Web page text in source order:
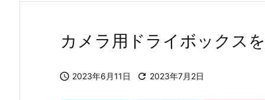
カメラ用ドライボックス
 2023年6月11日  2023年7月2日